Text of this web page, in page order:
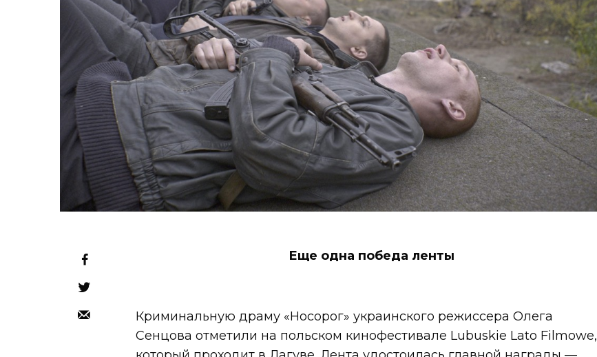
Еще одна победа ленты
Криминальную драму «Носорог» украинского режиссера Олега
Сенцова отметили на польском кинофестивале Lubuskie Lato Filmowe,